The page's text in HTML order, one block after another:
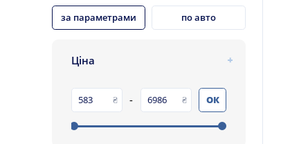
за параметрами по авто
Ціна
- ОК